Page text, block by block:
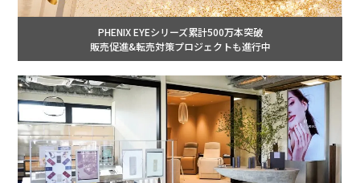
PHENIX EYEシリーズ累計500万本突破
販売促進&転売対策プロジェクトも進行中